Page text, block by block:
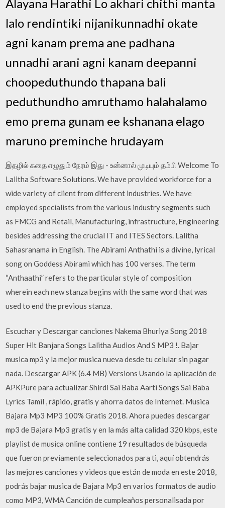
Alayana Harathi Lo akhari chithi manta
lalo rendintiki nijanikunnadhi okate
agni kanam prema ane padhana
unnadhi arani agni kanam deepanni
choopeduthundo thapana bali
peduthundho amruthamo halahalamo
emo prema gunam ee kshanana elago
maruno preminche hrudayam
இதழில் கதை எழுதும் நேரம் இது - உன்னால் முடியும் தம்பி Welcome To
Lalitha Software Solutions. We have provided workforce for a
wide variety of client from different industries. We have
employed specialists from the various industry segments such
as FMCG and Retail, Manufacturing, infrastructure, Engineering
besides addressing the crucial IT and ITES Sectors. Lalitha
Sahasranama in English. The Abirami Anthathi is a divine, lyrical
song on Goddess Abirami which has 100 verses. The term
“Anthaathi” refers to the particular style of composition
wherein each new stanza begins with the same word that was
used to end the previous stanza.
Escuchar y Descargar canciones Nakema Bhuriya Song 2018
Super Hit Banjara Songs Lalitha Audios And S MP3 !. Bajar
musica mp3 y la mejor musica nueva desde tu celular sin pagar
nada. Descargar APK (6.4 MB) Versions Usando la aplicación de
APKPure para actualizar Shirdi Sai Baba Aarti Songs Sai Baba
Lyrics Tamil , rápido, gratis y ahorra datos de Internet. Musica
Bajara Mp3 MP3 100% Gratis 2018. Ahora puedes descargar
mp3 de Bajara Mp3 gratis y en la más alta calidad 320 kbps, este
playlist de musica online contiene 19 resultados de búsqueda
que fueron previamente seleccionados para ti, aquí obtendrás
las mejores canciones y videos que están de moda en este 2018,
podrás bajar musica de Bajara Mp3 en varios formatos de audio
como MP3, WMA Canción de cumpleaños personalisada por